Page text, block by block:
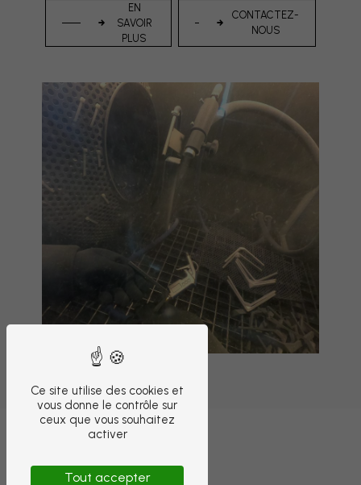
EN
SAVOIR
PLUS
CONTACTEZ-
NOUS
Ce site utilise des cookies et
vous donne le contrôle sur
ceux que vous souhaitez
activer
Tout accepter